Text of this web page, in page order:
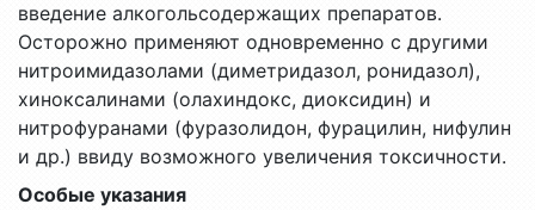
введение алкогольсодержащих препаратов.
Осторожно применяют одновременно с другими
нитроимидазолами (диметридазол, ронидазол),
хиноксалинами (олахиндокс, диоксидин) и
нитрофуранами (фуразолидон, фурацилин, нифулин
и др.) ввиду возможного увеличения токсичности.
Особые указания